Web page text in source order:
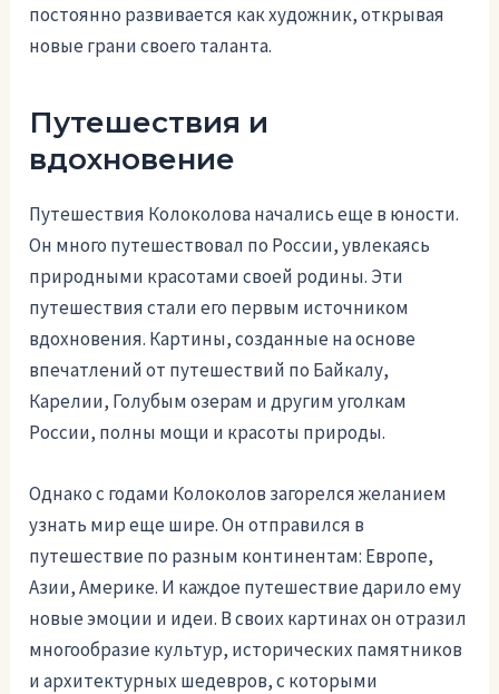
постоянно развивается как художник, открывая
новые грани своего таланта.
Путешествия и
вдохновение
Путешествия Колоколова начались еще в юности.
Он много путешествовал по России, увлекаясь
природными красотами своей родины. Эти
путешествия стали его первым источником
вдохновения. Картины, созданные на основе
впечатлений от путешествий по Байкалу,
Карелии, Голубым озерам и другим уголкам
России, полны мощи и красоты природы.
Однако с годами Колоколов загорелся желанием
узнать мир еще шире. Он отправился в
путешествие по разным континентам: Европе,
Азии, Америке. И каждое путешествие дарило ему
новые эмоции и идеи. В своих картинах он отразил
многообразие культур, исторических памятников
и архитектурных шедевров, с которыми